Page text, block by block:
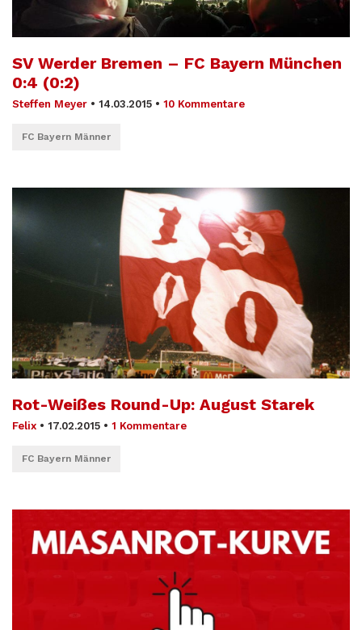
SV Werder Bremen – FC Bayern München
0:4 (0:2)
Steffen Meyer • 14.03.2015 • 10 Kommentare
FC Bayern Männer
Rot-Weißes Round-Up: August Starek
Felix • 17.02.2015 • 1 Kommentare
FC Bayern Männer